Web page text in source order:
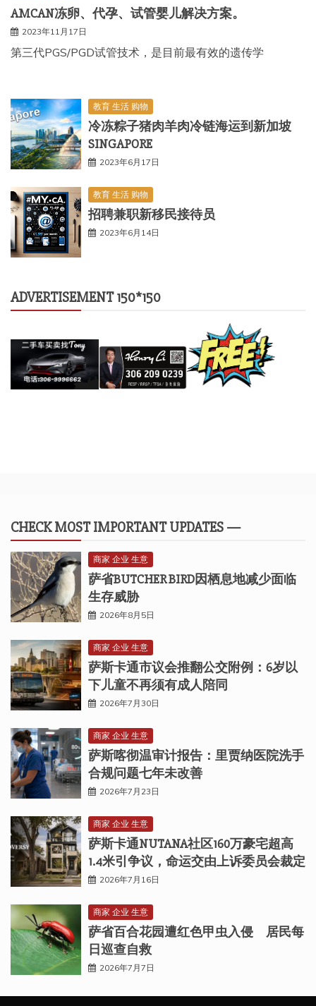
AMCAN冻卵、代孕、试管婴儿解决方案。
2023年11月17日
第三代PGS/PGD试管技术，是目前最有效的遗传学
教育 生活 购物
冷冻粽子猪肉羊肉冷链海运到新加坡
SINGAPORE
2023年6月17日
教育 生活 购物
招聘兼职新移民接待员
2023年6月14日
ADVERTISEMENT 150*150
CHECK MOST IMPORTANT UPDATES —
商家 企业 生意
萨省BUTCHER BIRD因栖息地减少面临
生存威胁
2026年8月5日
商家 企业 生意
萨斯卡通市议会推翻公交附例：6岁以
下儿童不再须有成人陪同
2026年7月30日
商家 企业 生意
萨斯喀彻温审计报告：里贾纳医院洗手
合规问题七年未改善
2026年7月23日
商家 企业 生意
萨斯卡通NUTANA社区160万豪宅超高
1.4米引争议，命运交由上诉委员会裁定
2026年7月16日
商家 企业 生意
萨省百合花园遭红色甲虫入侵 居民每
日巡查自救
2026年7月7日